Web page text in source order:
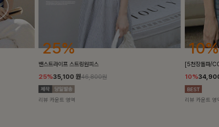
10%
[5천장돌파/COOL]멜틴 퍼프블라우스
10%34,900원38,700원
리뷰 카운트 영역
18%
켄픈배색 스트
18%
리뷰 카운트 영